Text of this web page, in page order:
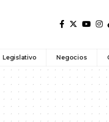
Legislativo Negocios